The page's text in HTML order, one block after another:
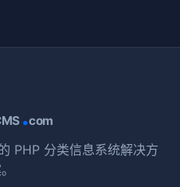
.com
PHP 分类信息系统解决方